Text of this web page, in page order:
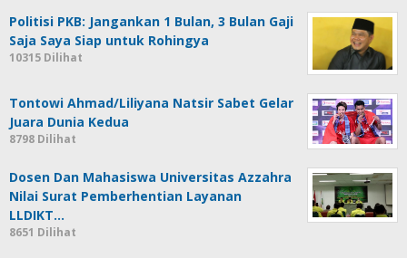
Politisi PKB: Jangankan 1 Bulan, 3 Bulan Gaji
Saja Saya Siap untuk Rohingya
10315 Dilihat
Tontowi Ahmad/Liliyana Natsir Sabet Gelar
Juara Dunia Kedua
8798 Dilihat
Dosen Dan Mahasiswa Universitas Azzahra
Nilai Surat Pemberhentian Layanan
LLDIKT…
8651 Dilihat